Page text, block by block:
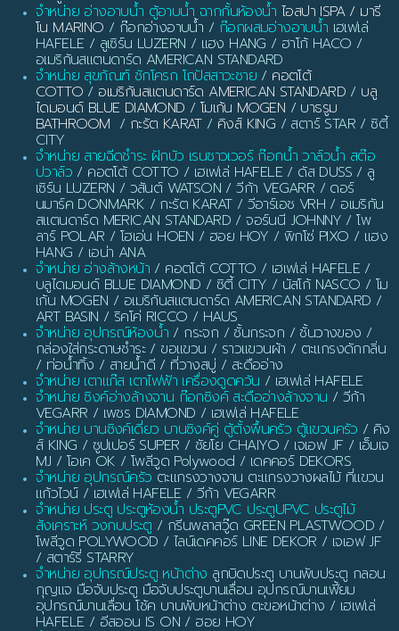
จำหน่าย อ่างอาบน้ำ ตู้อาบน้ำ ฉากกั้นห้องน้ำ ไอสปา ISPA / มารี
โน MARINO / ก๊อกอ่างอาบน้ำ / ก๊อกผสมอ่างอาบน้ำ เฮเฟเล่
HAFELE / ลูเซิร์น LUZERN / แฮง HANG / ฮาโก้ HACO /
อเมริกันสแตนดาร์ด AMERICAN STANDARD
จำหน่าย สุขภัณฑ์ ชักโครก โถปัสสาวะชาย / คอตโต้
COTTO / อเมริกันสแตนดาร์ด AMERICAN STANDARD / บลู
ไดมอนด์ BLUE DIAMOND / โมเก้น MOGEN / บาธรูม
BATHROOM / กะรัต KARAT/ คิงส์ KING / สตาร์ STAR / ซิตี้
CITY
จำหน่าย สายฉีดชำระ ฝักบัว เรนชาวเวอร์ ก๊อกน้ำ วาล์วน้ำ สต๊อ
ปวาล์ว / คอตโต้ COTTO / เฮเฟเล่ HAFELE / ดัส DUSS / ลู
เซิร์น LUZERN / วสันต์ WATSON / วีก้า VEGARR / ดอร์
นมาร์ค DONMARK / กะรัต KARAT / วีอาร์เอช VRH / อเมริกัน
สแตนดาร์ด MERICAN STANDARD / จอร์นนี JOHNNY / โพ
ลาร์ POLAR / โฮเอ่น HOEN / ฮอย HOY / พิกโซ่ PIXO / แฮง
HANG / เอน่า ANA
จำหน่าย อ่างล้างหน้า / คอตโต้ COTTO / เฮเฟเล่ HAFELE /
บลูไดมอนด์ BLUE DIAMOND / ซิตี้ CITY / นัสโก้ NASCO / โม
เก้น MOGEN / อเมริกันสแตนดาร์ด AMERICAN STANDARD /
ART BASIN / ริคโค่ RICCO / HAUS
จำหน่าย อุปกรณ์ห้องน้ำ / กระจก / ชั้นกระจก / ชั้นวางของ /
กล่องใส่กระดาษชำระ / ขอแขวน / ราวแขวนผ้า / ตะแกรงดักกลิ่น
/ ท่อน้ำทิ้ง / สายน้ำดี / ที่วางสบู่ / สะดืออ่าง
จำหน่าย เตาแก๊ส เตาไฟฟ้า เครื่องดูดควัน / เฮเฟเล่ HAFELE
จำหน่าย ซิงค์อ่างล้างจาน ก๊อกซิงค์ สะดืออ่างล้างจาน / วีก้า
VEGARR / เพชร DIAMOND / เฮเฟเล่ HAFELE
จำหน่าย บานซิงค์เดี่ยว บานซิงค์คู่ ตู้ตั้งพื้นครัว ตู้แขวนครัว / คิง
ส์ KING / ซูปเปอร์ SUPER / ชัยโย CHAIYO / เจเอฟ JF / เอ็มเจ
MJ / โอเค OK / โพลีวูด Polywood / เดคคอร์ DEKORS
จำหน่าย อุปกรณ์ครัว ตะแกรงวางจาน ตะแกรงวางผลไม้ ที่แขวน
แก้วไวน์ / เฮเฟเล่ HAFELE / วีก้า VEGARR
จำหน่าย ประตู ประตูห้องน้ำ ประตูPVC ประตูUPVC ประตูไม้
สังเคราะห์ วงกบประตู / กรีนพลาสวู๊ด GREEN PLASTWOOD /
โพลีวูด POLYWOOD / ไลน์เดคคอร์ LINE DEKOR / เจเอฟ JF
/ สตาร์รี่ STARRY
จำหน่าย อุปกรณ์ประตู หน้าต่าง ลูกบิดประตู บานพับประตู กลอน
กุญแจ มือจับประตู มือจับประตูบานเลื่อน อุปกรณ์บานเฟี้ยม
อุปกรณ์บานเลื่อน โช้ค บานพับหน้าต่าง ตะขอหน้าต่าง / เฮเฟเล่
HAFELE / อีสออน IS ON / ฮอย HOY